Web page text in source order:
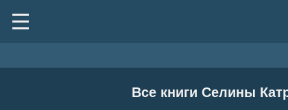
Все книги Селины